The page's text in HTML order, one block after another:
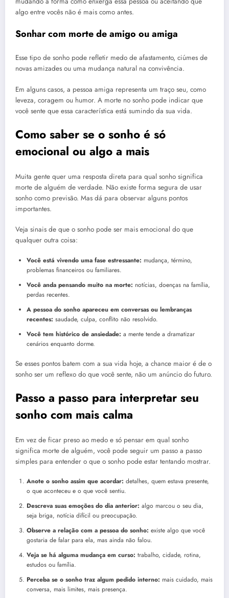
algo entre vocês não é mais como antes.
Sonhar com morte de amigo ou amiga
Esse tipo de sonho pode refletir medo de afastamento, ciúmes de
novas amizades ou uma mudança natural na convivência.
Em alguns casos, a pessoa amiga representa um traço seu, como
leveza, coragem ou humor. A morte no sonho pode indicar que
você sente que essa característica está sumindo da sua vida.
Como saber se o sonho é só
emocional ou algo a mais
Muita gente quer uma resposta direta para qual sonho significa
morte de alguém de verdade. Não existe forma segura de usar
sonho como previsão. Mas dá para observar alguns pontos
importantes.
Veja sinais de que o sonho pode ser mais emocional do que
qualquer outra coisa:
Você está vivendo uma fase estressante: mudança, término,
problemas financeiros ou familiares.
Você anda pensando muito na morte: notícias, doenças na família,
perdas recentes.
A pessoa do sonho apareceu em conversas ou lembranças
recentes: saudade, culpa, conflito não resolvido.
Você tem histórico de ansiedade: a mente tende a dramatizar
cenários enquanto dorme.
Se esses pontos batem com a sua vida hoje, a chance maior é de o
sonho ser um reflexo do que você sente, não um anúncio do futuro.
Passo a passo para interpretar seu
sonho com mais calma
Em vez de ficar preso ao medo e só pensar em qual sonho
significa morte de alguém, você pode seguir um passo a passo
simples para entender o que o sonho pode estar tentando mostrar.
Anote o sonho assim que acordar: detalhes, quem estava presente,
o que aconteceu e o que você sentiu.
Descreva suas emoções do dia anterior: algo marcou o seu dia,
seja briga, notícia difícil ou preocupação.
Observe a relação com a pessoa do sonho: existe algo que você
gostaria de falar para ela, mas ainda não falou.
Veja se há alguma mudança em curso: trabalho, cidade, rotina,
estudos ou família.
Perceba se o sonho traz algum pedido interno: mais cuidado, mais
conversa, mais limites, mais presença.